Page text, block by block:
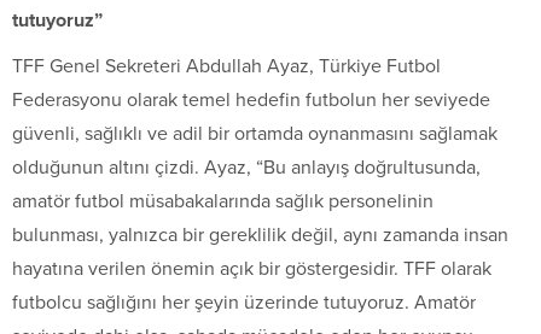
tutuyoruz”
TFF Genel Sekreteri Abdullah Ayaz, Türkiye Futbol
Federasyonu olarak temel hedefin futbolun her seviyede
güvenli, sağlıklı ve adil bir ortamda oynanmasını sağlamak
olduğunun altını çizdi. Ayaz, “Bu anlayış doğrultusunda,
amatör futbol müsabakalarında sağlık personelinin
bulunması, yalnızca bir gereklilik değil, aynı zamanda insan
hayatına verilen önemin açık bir göstergesidir. TFF olarak
futbolcu sağlığını her şeyin üzerinde tutuyoruz. Amatör